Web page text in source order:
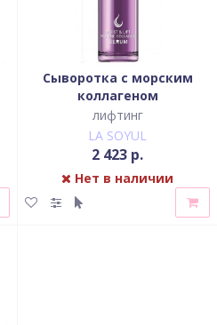
Сыворотка с морским
коллагеном
лифтинг
LA SOYUL
2 423 р.
Нет в наличии